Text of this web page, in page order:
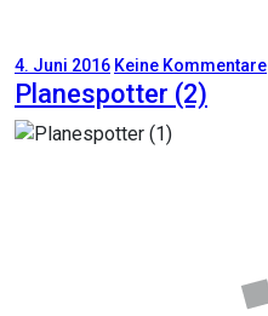
4. Juni 2016 Keine Kommentare
Planespotter (2)